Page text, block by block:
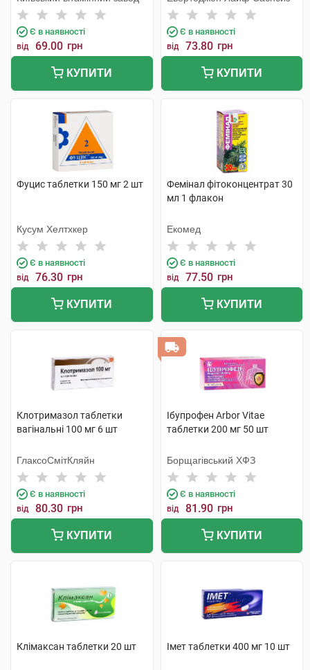
Є в наявності
від 69.00 грн
КУПИТИ
Є в наявності
від 73.80 грн
КУПИТИ
Фуцис таблетки 150 мг 2 шт
Кусум Хелтхкер
Є в наявності
від 76.30 грн
КУПИТИ
Фемінал фітоконцентрат 30
мл 1 флакон
Екомед
Є в наявності
від 77.50 грн
КУПИТИ
Клотримазол таблетки
вагінальні 100 мг 6 шт
ГлаксоСмітКляйн
Є в наявності
від 80.30 грн
КУПИТИ
Ібупрофен Arbor Vitae
таблетки 200 мг 50 шт
Борщагівський ХФЗ
Є в наявності
від 81.90 грн
КУПИТИ
Клімаксан таблетки 20 шт Імет таблетки 400 мг 10 шт